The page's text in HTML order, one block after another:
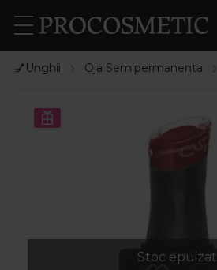
💅Unghii Oja Semipermanenta
Stoc epuizat